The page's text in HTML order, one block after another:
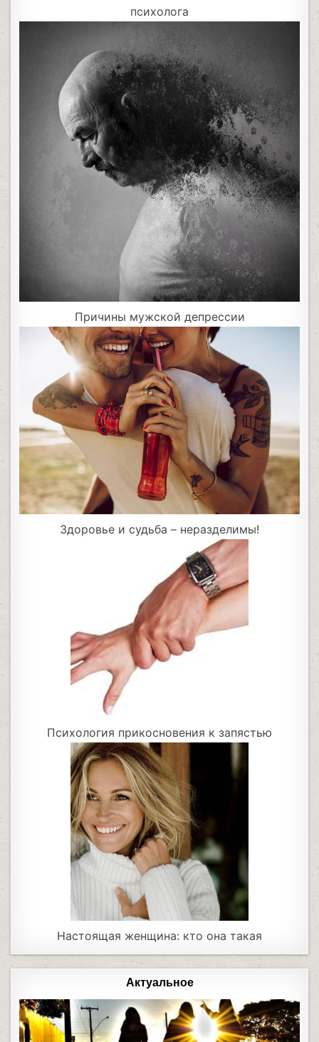
психолога
Причины мужской депрессии
Здоровье и судьба – неразделимы!
Психология прикосновения к запястью
Настоящая женщина: кто она такая
Актуальное